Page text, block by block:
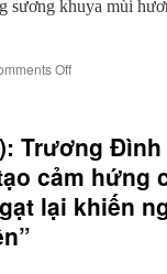
sương khuya mùi
Offon
Phượng
Trương
cảm hứng
lại khiến